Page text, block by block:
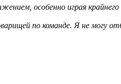
особенно играя
по команде. Я не могу